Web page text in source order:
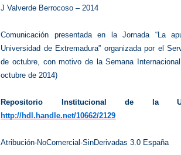
J Valverde Berrocoso – 2014
Comunicación presentada en la Jornada “La
Universidad de Extremadura” organizada por el
de octubre, con motivo de la Semana
octubre de 2014)
Repositorio Institucional de la
http://hdl.handle.net/10662/2129
Atribución-NoComercial-SinDerivadas 3.0 España